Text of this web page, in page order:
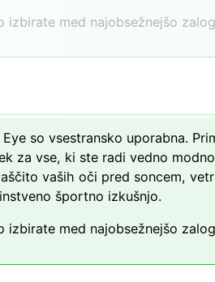
izbirate med najobsežnejšo
Eye so vsestransko uporabna.
za vse, ki ste radi vedno
vaših oči pred soncem,
športno izkušnjo.
izbirate med najobsežnejšo